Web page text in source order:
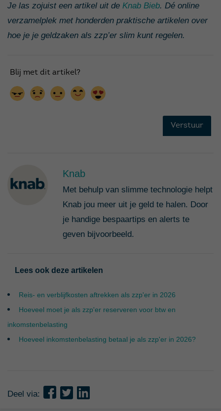
Je las zojuist een artikel uit de Knab Bieb. Dé online
verzamelplek met honderden praktische artikelen over
hoe je je geldzaken als zzp’er slim kunt regelen.
Knab
Met behulp van slimme technologie helpt
Knab jou meer uit je geld te halen. Door
je handige bespaartips en alerts te
geven bijvoorbeeld.
Lees ook deze artikelen
Reis- en verblijfkosten aftrekken als zzp'er in 2026
Hoeveel moet je als zzp'er reserveren voor btw en
inkomstenbelasting
Hoeveel inkomstenbelasting betaal je als zzp'er in 2026?
Deel via: